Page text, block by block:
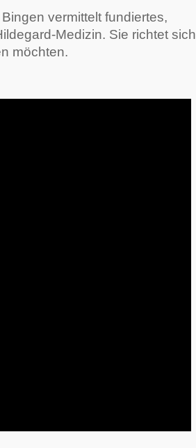
vermittelt fundiertes,
Medizin. Sie richtet sich
möchten.